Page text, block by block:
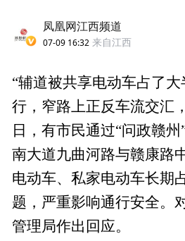
凤凰网江西频道
07-09 16:32 来自江西
“辅道被共享电动车占了
行，窄路上正反车流交汇
日，有市民通过“问政赣
南大道九曲河路与赣康路
电动车、私家电动车长期
题，严重影响通行安全。
管理局作出回应。